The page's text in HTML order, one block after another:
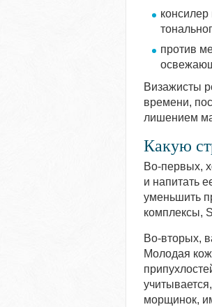
консилер
против
Визажисты
времени,
лишением
Какую
Во-первых,
и напитать
уменьшить
комплексы,
Во-вторых,
Молодая
морщинок,